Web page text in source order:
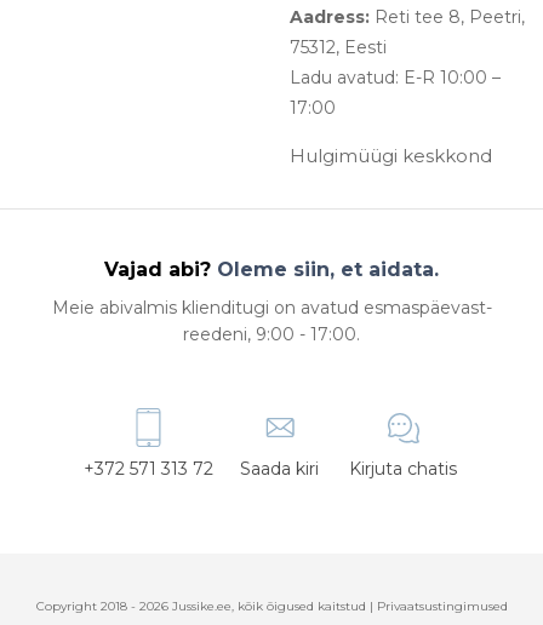
Aadress: Reti tee 8, Peetri,
75312, Eesti
Ladu avatud: E-R 10:00 –
17:00
Hulgimüügi keskkond
Vajad abi? Oleme siin, et aidata.
Meie abivalmis klienditugi on avatud esmaspäevast-
reedeni, 9:00 - 17:00.
+372 571 313 72 Saada kiri Kirjuta chatis
Copyright 2018 - 2026 Jussike.ee, kõik õigused kaitstud | Privaatsustingimused